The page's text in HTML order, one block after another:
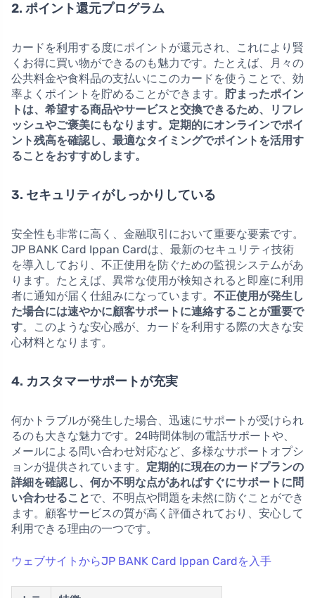
2. ポイント還元プログラム
カードを利用する度にポイントが還元され、これにより賢
くお得に買い物ができるのも魅力です。たとえば、月々の
公共料金や食料品の支払いにこのカードを使うことで、効
率よくポイントを貯めることができます。 貯まったポイン
トは、希望する商品やサービスと交換できるため、リフレ
ッシュやご褒美にもなります。定期的にオンラインでポイ
ント残高を確認し、最適なタイミングでポイントを活用す
ることをおすすめします。
3. セキュリティがしっかりしている
安全性も非常に高く、金融取引において重要な要素です。
JP BANK Card Ippan Cardは、最新のセキュリティ技術
を導入しており、不正使用を防ぐための監視システムがあ
ります。たとえば、異常な使用が検知されると即座に利用
者に通知が届く仕組みになっています。 不正使用が発生し
た場合には速やかに顧客サポートに連絡することが重要で
す。このような安心感が、カードを利用する際の大きな安
心材料となります。
4. カスタマーサポートが充実
何かトラブルが発生した場合、迅速にサポートが受けられ
るのも大きな魅力です。24時間体制の電話サポートや、
メールによる問い合わせ対応など、多様なサポートオプシ
ョンが提供されています。 定期的に現在のカードプランの
詳細を確認し、何か不明な点があればすぐにサポートに問
い合わせることで、不明点や問題を未然に防ぐことができ
ます。顧客サービスの質が高く評価されており、安心して
利用できる理由の一つです。
ウェブサイトからJP BANK Card Ippan Cardを入手